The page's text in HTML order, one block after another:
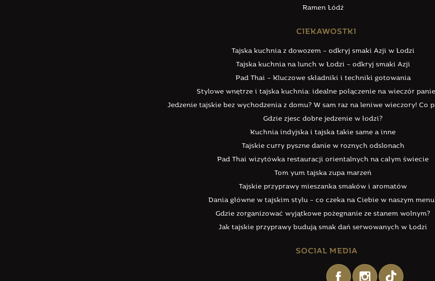
Ramen Łódź
CIEKAWOSTKI
Tajska kuchnia z dowozem – odkryj smaki Azji w Łodzi
Tajska kuchnia na lunch w Łodzi – odkryj smaki Azji
Pad Thai – Kluczowe składniki i techniki gotowania
Stylowe wnętrze i tajska kuchnia: idealne połączenie na wieczór
Jedzenie tajskie bez wychodzenia z domu? W sam raz na leniwe wieczory! Co
Gdzie zjesc dobre jedzenie w łodzi?
Kuchnia indyjska i tajska takie same a inne
Tajskie curry pyszne danie w roznych odslonach
Pad Thai wizytówka restauracji orientalnych na całym świecie
Tom yum tajska zupa marzeń
Tajskie przyprawy mieszanka smaków i aromatów
Dania główne w tajskim stylu – co czeka na Ciebie w naszym
Gdzie zorganizować wyjątkowe pożegnanie ze stanem wolnym?
Jak tajskie przyprawy budują smak dań serwowanych w Łodzi
SOCIAL MEDIA